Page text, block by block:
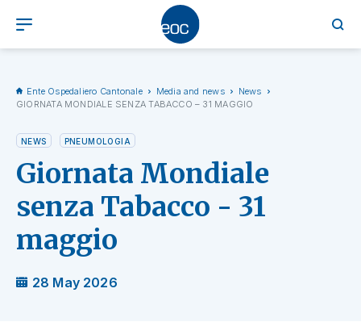
Ente Ospedaliero Cantonale Media and news
News
GIORNATA MONDIALE SENZA TABACCO – 31 MAGGIO
NEWS PNEUMOLOGIA
Giornata Mondiale
senza Tabacco - 31
maggio
28 May 2026